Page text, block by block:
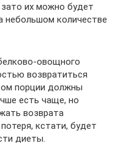
их можно будет
небольшом количестве
овощного
возвратиться
порции должны
есть чаще, но
возврата
кстати, будет
диеты.